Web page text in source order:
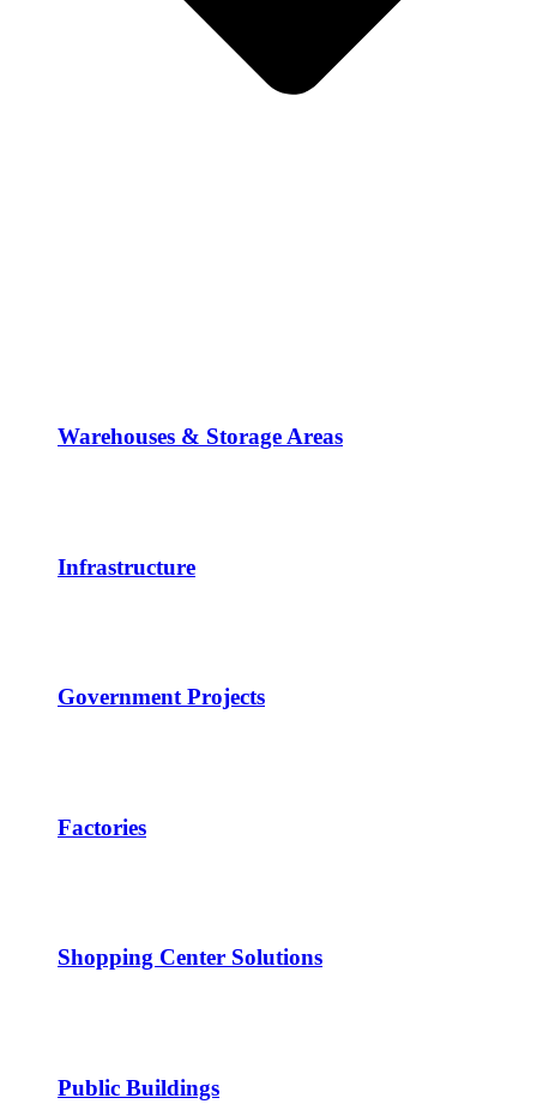
Warehouses & Storage Areas
Infrastructure
Government Projects
Factories
Shopping Center Solutions
Public Buildings